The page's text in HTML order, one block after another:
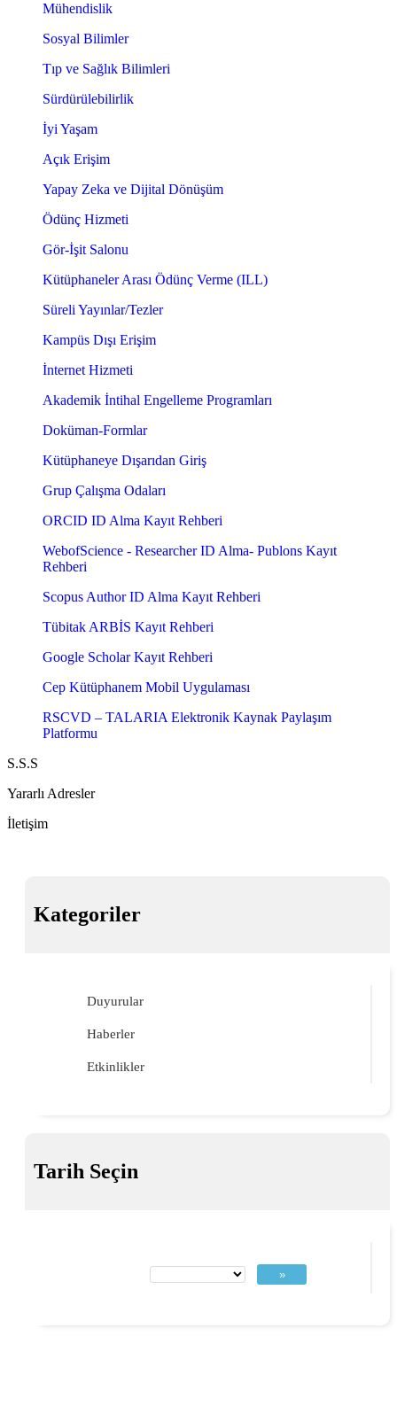
Mühendislik
Sosyal Bilimler
Tıp ve Sağlık Bilimleri
Sürdürülebilirlik
İyi Yaşam
Açık Erişim
Yapay Zeka ve Dijital Dönüşüm
Ödünç Hizmeti
Gör-İşit Salonu
Kütüphaneler Arası Ödünç Verme (ILL)
Süreli Yayınlar/Tezler
Kampüs Dışı Erişim
İnternet Hizmeti
Akademik İntihal Engelleme Programları
Doküman-Formlar
Kütüphaneye Dışarıdan Giriş
Grup Çalışma Odaları
ORCID ID Alma Kayıt Rehberi
WebofScience - Researcher ID Alma- Publons Kayıt
Rehberi
Scopus Author ID Alma Kayıt Rehberi
Tübitak ARBİS Kayıt Rehberi
Google Scholar Kayıt Rehberi
Cep Kütüphanem Mobil Uygulaması
RSCVD – TALARIA Elektronik Kaynak Paylaşım
Platformu
S.S.S
Yararlı Adresler
İletişim
Kategoriler
Duyurular
Haberler
Etkinlikler
Tarih Seçin
»